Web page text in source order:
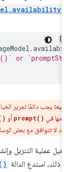
.
or
يجب دائمًا تمرير الخيارات
فيprompt()أو
قد لا تتوافق مع بعض الوسائط
عملية التنزيل
ذلك، استدعِ الدالة